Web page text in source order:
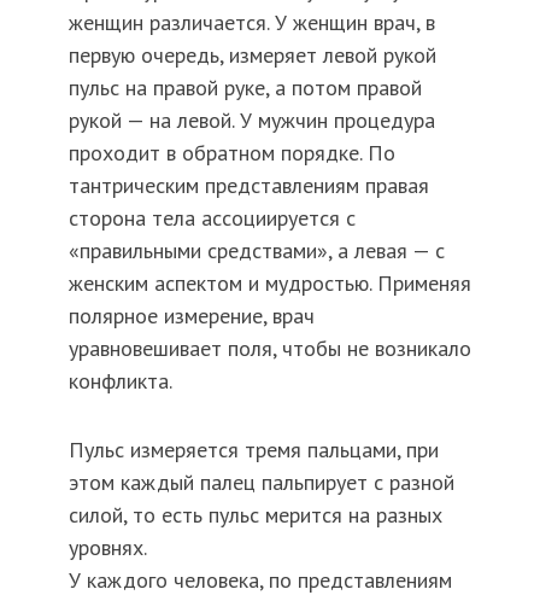
женщин различается. У женщин врач, в
первую очередь, измеряет левой рукой
пульс на правой руке, а потом правой
рукой — на левой. У мужчин процедура
проходит в обратном порядке. По
тантрическим представлениям правая
сторона тела ассоциируется с
«правильными средствами», а левая — с
женским аспектом и мудростью. Применяя
полярное измерение, врач
уравновешивает поля, чтобы не возникало
конфликта.
Пульс измеряется тремя пальцами, при
этом каждый палец пальпирует с разной
силой, то есть пульс мерится на разных
уровнях.
У каждого человека, по представлениям